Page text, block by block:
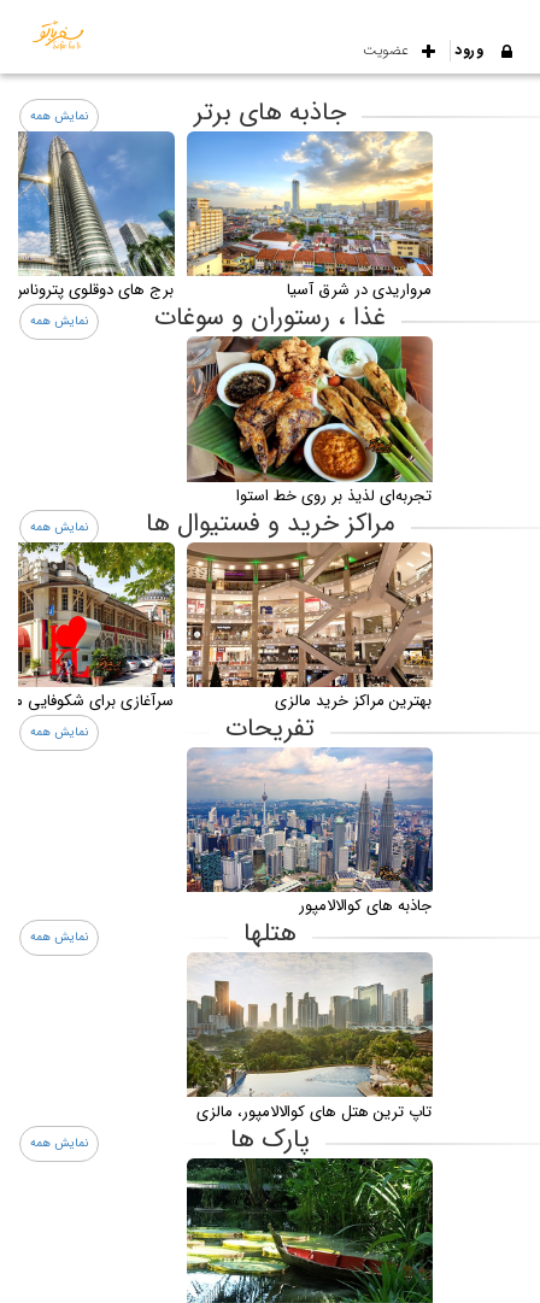
ورود عضویت
جاذبه های برتر نمایش همه
مرواریدی در شرق آسیا برج های دوقلوی پتروناس
غذا ، رستوران و سوغات نمایش همه
تجربه‌ای لذیذ بر روی خط استوا
مراکز خرید و فستیوال ها نمایش همه
بهترین مراکز خرید مالزی سرآغازی برای شکوفایی
تفریحات نمایش همه
جاذبه های کوالالامپور
هتلها نمایش همه
تاپ ترین هتل های کوالالامپور، مالزی
پارک ها نمایش همه